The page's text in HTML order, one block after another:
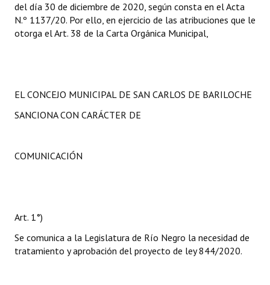
del día 30 de diciembre de 2020, según consta en el Acta
N.º 1137/20. Por ello, en ejercicio de las atribuciones que le
otorga el Art. 38 de la Carta Orgánica Municipal,
EL CONCEJO MUNICIPAL DE SAN CARLOS DE BARILOCHE
SANCIONA CON CARÁCTER DE
COMUNICACIÓN
Art. 1°)
Se comunica a la Legislatura de Río Negro la necesidad de
tratamiento y aprobación del proyecto de ley 844/2020.